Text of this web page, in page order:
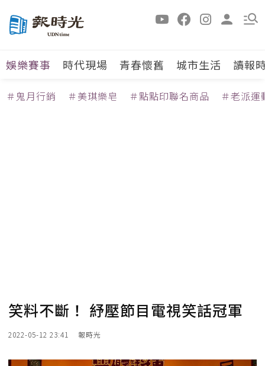
娛樂賽事 時代現場 青春懷舊 城市生活 讀報
＃鬼月行銷 ＃美琪樂皂 ＃點點印聯名商品 ＃老派運
笑料不斷！ 紓壓節目電視笑話冠軍
2022-05-12 23:41 報時光